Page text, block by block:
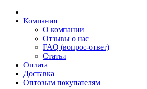
Компания
О компании
Отзывы о нас
FAQ (вопрос-ответ)
Статьи
Оплата
Доставка
Оптовым покупателям